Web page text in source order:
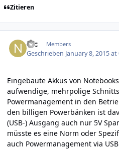
Zitieren
Nic Members
Geschrieben January 8, 2015 at
Eingebaute Akkus von
aufwendige, mehrpolige
Powermanagement in den
den billigen Powerbänken ist
(USB-) Ausgang auch nur 5V
müsste es eine Norm oder
auch Powermanagement via